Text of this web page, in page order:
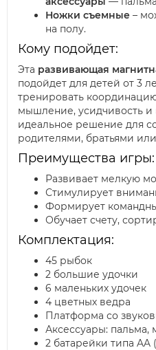
Ножки съемные –
на полу.
Кому подойдет:
Эта развивающая
подойдет для детей от 3
тренировать
мышление, усидчивость и
идеальное решение для
родителями, братьями
Преимущества игры:
Развивает мелкую
Стимулирует
Формирует
Обучает счету,
Комплектация:
45 рыбок
2 большие удочки
6 маленьких удочек
4 цветных ведра
Платформа со
Аксессуары: пальма,
2 батарейки типа AA